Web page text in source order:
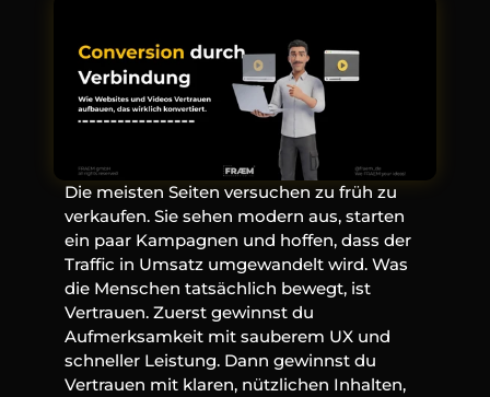
Die meisten Seiten versuchen zu früh zu
verkaufen. Sie sehen modern aus, starten
ein paar Kampagnen und hoffen, dass der
Traffic in Umsatz umgewandelt wird. Was
die Menschen tatsächlich bewegt, ist
Vertrauen. Zuerst gewinnst du
Aufmerksamkeit mit sauberem UX und
schneller Leistung. Dann gewinnst du
Vertrauen mit klaren, nützlichen Inhalten,